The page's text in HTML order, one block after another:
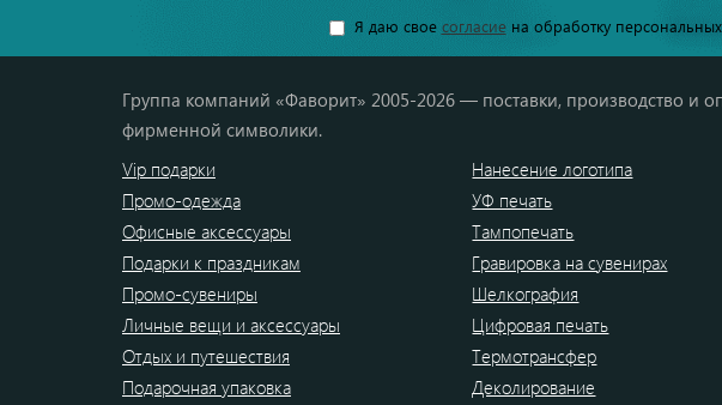
Я даю свое согласиена обработку
Группа компаний «Фаворит» 2005-2026 — поставки, производство и
фирменной символики.
Vip подарки
Промо-одежда
Офисные аксессуары
Подарки к праздникам
Промо-сувениры
Личные вещи и аксессуары
Отдых и путешествия
Подарочная упаковка
Нанесение логотипа
УФ печать
Тампопечать
Гравировка на сувенирах
Шелкография
Цифровая печать
Термотрансфер
Деколирование